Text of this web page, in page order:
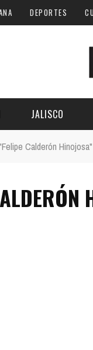
DEPORTES
JALISCO
Calderón Hinojosa"